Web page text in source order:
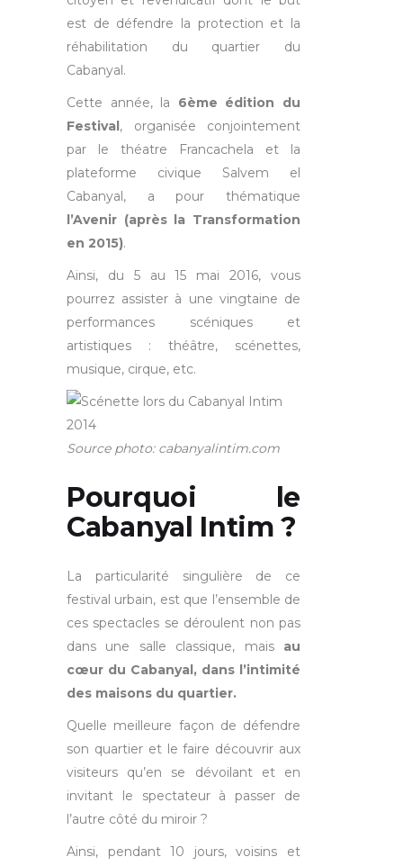
est de défendre la protection et la
réhabilitation du quartier du
Cabanyal.
Cette année, la 6ème édition du
Festival , organisée conjointement
par le théatre Francachela et la
plateforme civique Salvem el
Cabanyal, a pour thématique
l’Avenir (après la Transformation
en 2015).
Ainsi, du 5 au 15 mai 2016, vous
pourrez assister à une vingtaine de
performances scéniques et
artistiques : théâtre, scénettes,
musique, cirque, etc.
Source photo: cabanyalintim.com
Pourquoi le
Cabanyal Intim ?
La particularité singulière de ce
festival urbain, est que l’ensemble de
ces spectacles se déroulent non pas
dans une salle classique, mais au
cœur du Cabanyal, dans l’intimité
des maisons du quartier.
Quelle meilleure façon de défendre
son quartier et le faire découvrir aux
visiteurs qu’en se dévoilant et en
invitant le spectateur à passer de
l’autre côté du miroir ?
Ainsi, pendant 10 jours, voisins et